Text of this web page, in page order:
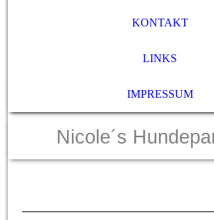
KONTAKT
LINKS
IMPRESSUM
Nicole´s